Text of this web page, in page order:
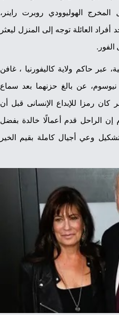
الهوليوودي روبرت راينر،
العائلة توجه إلى المنزل ليعثر
الفور.
عبر حاكم ولاية كاليفورنيا ، غافن
عن بالغ حزنهما بعد سماع
كان رمزا للإبداع الإنسانى قبل أن
إن الراحل قدم أعمالًا خالدة بفضل
وعي أجيال كاملة بقيم الخير